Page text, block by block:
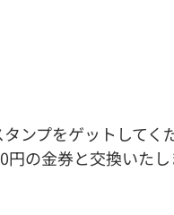
ンプをゲットしてく
の金券と交換いたし